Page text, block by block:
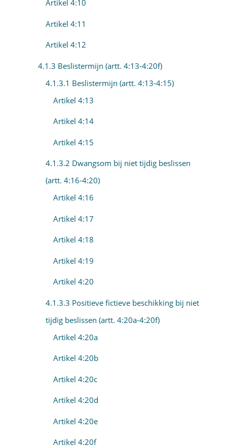
Artikel 4:10
Artikel 4:11
Artikel 4:12
4.1.3 Beslistermijn (artt. 4:13-4:20f)
4.1.3.1 Beslistermijn (artt. 4:13-4:15)
Artikel 4:13
Artikel 4:14
Artikel 4:15
4.1.3.2 Dwangsom bij niet tijdig beslissen
(artt. 4:16-4:20)
Artikel 4:16
Artikel 4:17
Artikel 4:18
Artikel 4:19
Artikel 4:20
4.1.3.3 Positieve fictieve beschikking bij niet
tijdig beslissen (artt. 4:20a-4:20f)
Artikel 4:20a
Artikel 4:20b
Artikel 4:20c
Artikel 4:20d
Artikel 4:20e
Artikel 4:20f